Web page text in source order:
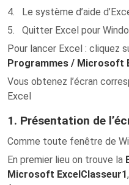
4. Le système d’aide
5. Quitter Excel pour
Pour lancer Excel : cliquez
Programmes / Microsoft
Vous obtenez l’écran
Excel
1. Présentation de
Comme toute fenêtre de
En premier lieu on trouve la
Microsoft ExcelClasseur1